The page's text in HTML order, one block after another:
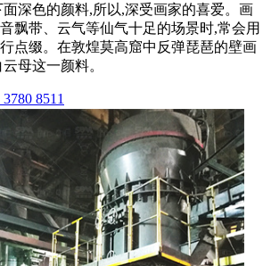
深色的颜料,所以,深受画家的喜爱。画
飘带、云气等仙气十足的场景时,常会用
点缀。在敦煌莫高窟中反弹琵琶的壁画
母这一颜料。
8511